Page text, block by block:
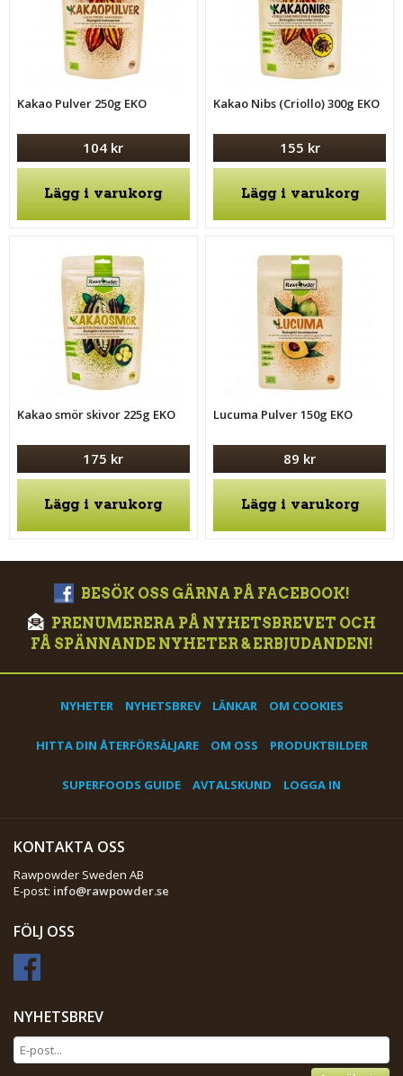
Kakao Pulver 250g EKO
104 kr
Lägg i varukorg
Kakao Nibs (Criollo) 300g EKO
155 kr
Lägg i varukorg
Kakao smör skivor 225g EKO
175 kr
Lägg i varukorg
Lucuma Pulver 150g EKO
89 kr
Lägg i varukorg
BESÖK OSS GÄRNA PÅ FACEBOOK!
PRENUMERERA PÅ NYHETSBREVET OCH
FÅ SPÄNNANDE NYHETER & ERBJUDANDEN!
NYHETER NYHETSBREV LÄNKAR OM COOKIES
HITTA DIN ÅTERFÖRSÄLJARE OM OSS PRODUKTBILDER
SUPERFOODS GUIDE AVTALSKUND LOGGA IN
KONTAKTA OSS
Rawpowder Sweden AB
E-post: info@rawpowder.se
FÖLJ OSS
NYHETSBREV